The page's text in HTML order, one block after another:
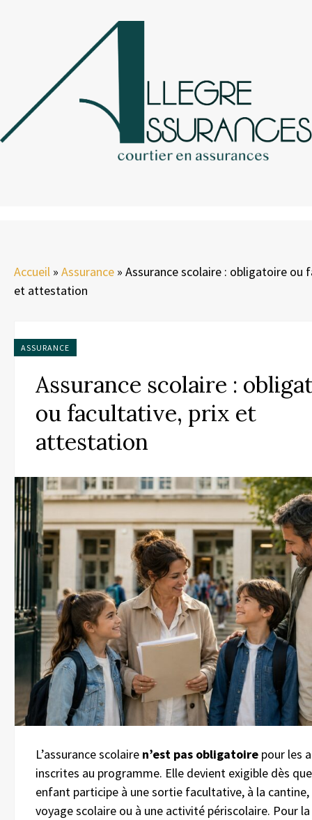
Accueil » Assurance » Assurance scolaire : obligatoire ou
et attestation
ASSURANCE
Assurance scolaire :
ou facultative, prix et
attestation
L’assurance scolaire n’est pas obligatoire pour les
inscrites au programme. Elle devient exigible dès
enfant participe à une sortie facultative, à la cantine,
voyage scolaire ou à une activité périscolaire. Pour